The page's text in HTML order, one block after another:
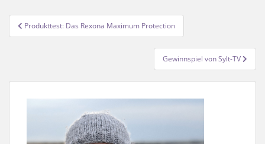
Beitragsnavigation
Produkttest: Das Rexona Maximum Protection
Gewinnspiel von Sylt-TV